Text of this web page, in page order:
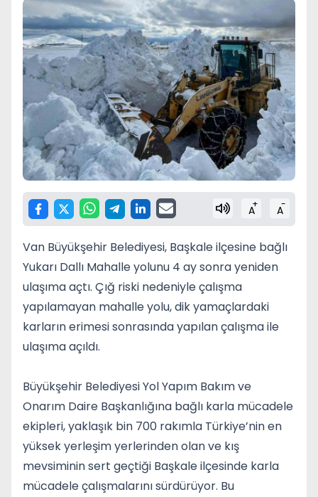
A+ A-
Van Büyükşehir Belediyesi, Başkaleilçesine bağlı
Yukarı Dallı Mahalle yolunu 4 ay sonra yeniden
ulaşıma açtı. Çığ riski nedeniyle çalışma
yapılamayan mahalle yolu, dik yamaçlardaki
karların erimesi sonrasında yapılan çalışma ile
ulaşıma açıldı.
Büyükşehir Belediyesi Yol Yapım Bakım ve
Onarım Daire Başkanlığına bağlı karla mücadele
ekipleri, yaklaşık bin 700 rakımla Türkiye’nin en
yüksek yerleşim yerlerinden olan ve kış
mevsiminin sert geçtiği Başkale ilçesinde karla
mücadele çalışmalarını sürdürüyor. Bu